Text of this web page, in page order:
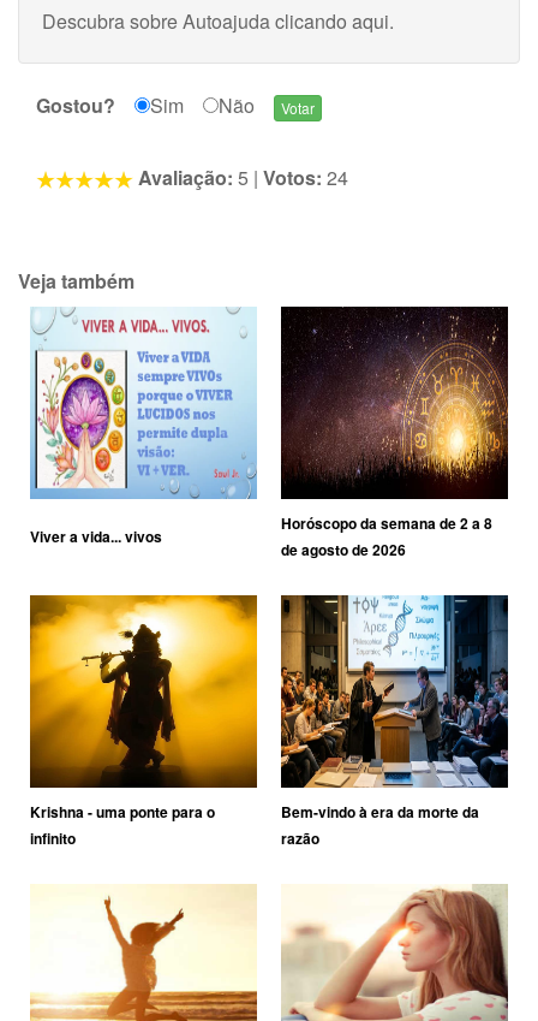
Descubra sobre Autoajudaclicando aqui.
Gostou? Sim Não
Avaliação: 5 | Votos: 24
Veja também
Viver a vida... vivos
Horóscopo da semana de 2 a 8
de agosto de 2026
Krishna - uma ponte para o
infinito
Bem-vindo à era da morte da
razão